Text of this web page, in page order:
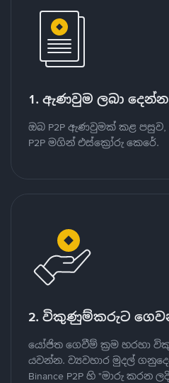
1. ඇණවුම ලබා දෙන්න
ඔබ P2P ඇණවුමක් කළ පසුව,
P2P මගින් එස්ක්‍රෝරු කෙරේ.
2. විකුණුම්කරුට
යෝජිත ගෙවීම් ක්‍රම හරහා
යවන්න. ව්‍යවහාර මුදල්
Binance P2P හි "මාරු